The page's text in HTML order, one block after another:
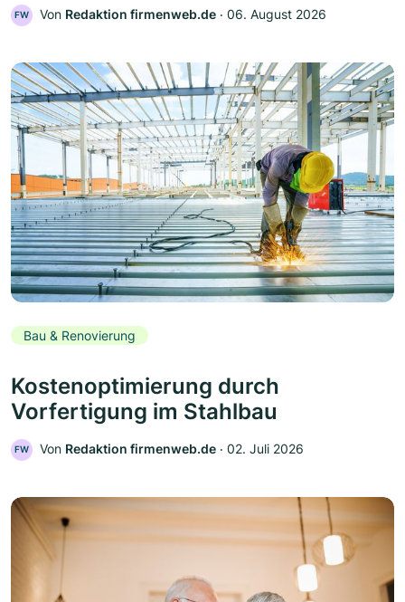
FW Von Redaktion firmenweb.de ‧ 06. August 2026
Bau & Renovierung
Kostenoptimierung durch
Vorfertigung im Stahlbau
FW Von Redaktion firmenweb.de ‧ 02. Juli 2026